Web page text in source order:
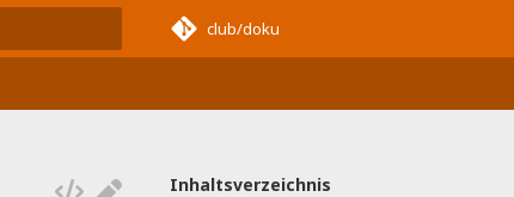
club/doku
Inhaltsverzeichnis